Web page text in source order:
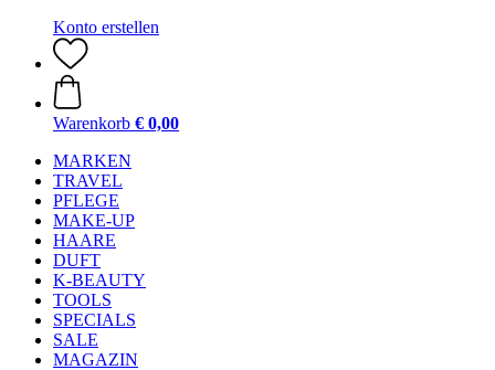
Konto erstellen
Warenkorb € 0,00
MARKEN
TRAVEL
PFLEGE
MAKE-UP
HAARE
DUFT
K-BEAUTY
TOOLS
SPECIALS
SALE
MAGAZIN